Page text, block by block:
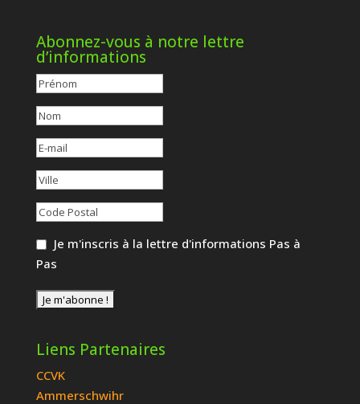
Abonnez-vous à notre lettre
d’informations
Je m'inscris à la lettre d'informations Pas à
Pas
Liens Partenaires
CCVK
Ammerschwihr